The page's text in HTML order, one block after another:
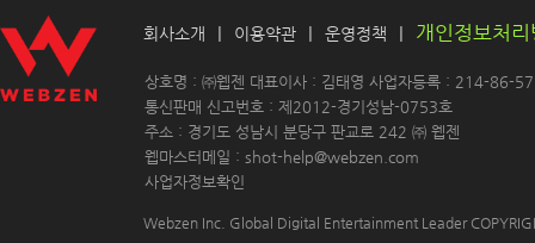
회사소개 | 이용약관 | 운영정책 | 개인정보처
상호명 : ㈜웹젠 대표이사 : 김태영 사업자등록 : 214-86-
통신판매 신고번호 : 제2012-경기성남-0753호
주소 : 경기도 성남시 분당구 판교로 242 ㈜ 웹젠
웹마스터메일 : shot-help@webzen.com
사업자정보확인
Webzen Inc. Global Digital Entertainment Leader